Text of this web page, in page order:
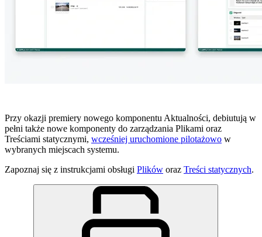
Przy okazji premiery nowego komponentu Aktualności, debiutują w
pełni także nowe komponenty do zarządzania Plikami oraz
Treściami statycznymi, wcześniej uruchomione pilotażowo w
wybranych miejscach systemu.
Zapoznaj się z instrukcjami obsługi Plików oraz Treści statycznych.